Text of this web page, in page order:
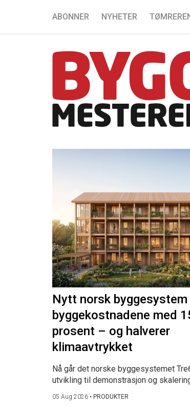
ABONNER NYHETER
Nytt norsk
byggekostnadene med
prosent – og halverer
klimaavtrykket
Nå går det norske byggesystemet
utvikling til demonstrasjon og
05 Aug 2026 • PRODUKTER